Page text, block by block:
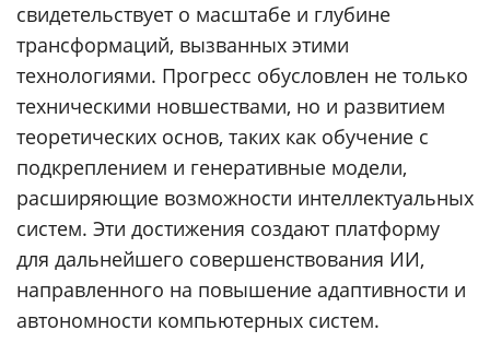
свидетельствует о масштабе и глубине
трансформаций, вызванных этими
технологиями. Прогресс обусловлен не только
техническими новшествами, но и развитием
теоретических основ, таких как обучение с
подкреплением и генеративные модели,
расширяющие возможности интеллектуальных
систем. Эти достижения создают платформу
для дальнейшего совершенствования ИИ,
направленного на повышение адаптивности и
автономности компьютерных систем.